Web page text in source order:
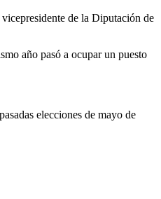
de la Diputación de
año pasó a ocupar un puesto
elecciones de mayo de